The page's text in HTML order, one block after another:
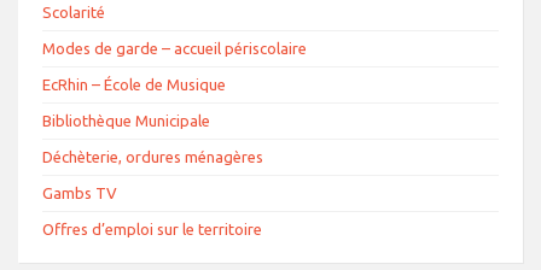
Scolarité
Modes de garde – accueil périscolaire
EcRhin – École de Musique
Bibliothèque Municipale
Déchèterie, ordures ménagères
Gambs TV
Offres d’emploi sur le territoire